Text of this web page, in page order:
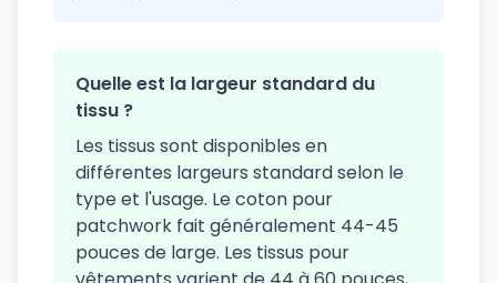
Quelle est la largeur standard du
tissu ?
Les tissus sont disponibles en
différentes largeurs standard selon le
type et l'usage. Le coton pour
patchwork fait généralement 44-45
pouces de large. Les tissus pour